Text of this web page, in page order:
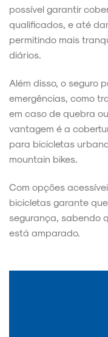
possível garantir
qualificados, e até
permitindo mais
diários.
Além disso, o seguro
emergências, como
em caso de quebra
vantagem é a
para bicicletas
mountain bikes.
Com opções
bicicletas garante
segurança, sabendo
está amparado.